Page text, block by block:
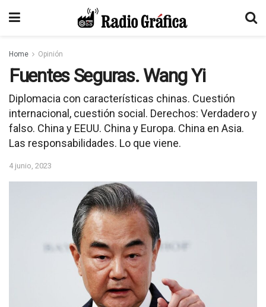
Home Opinión
Fuentes Seguras. Wang Yi
Diplomacia con características chinas. Cuestión
internacional, cuestión social. Derechos: Verdadero y
falso. China y EEUU. China y Europa. China en Asia.
Las responsabilidades. Lo que viene.
4 junio, 2023